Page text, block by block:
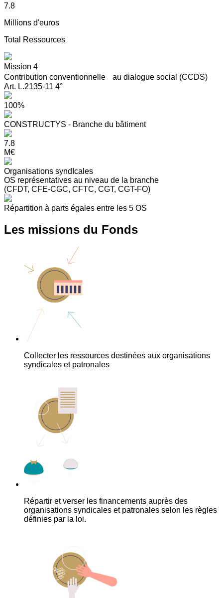
7.8
Millions d'euros
Total Ressources
Mission 4
Contribution conventionnelle au dialogue social (CCDS)
Art. L.2135-11 4°
100%
CONSTRUCTYS - Branche du bâtiment
7.8
M€
Organisations syndIcales
OS représentatives au niveau de la branche
(CFDT, CFE-CGC, CFTC, CGT, CGT-FO)
Répartition à parts égales entre les 5 OS
Les missions du Fonds
Collecter les ressources destinées aux organisations
syndicales et patronales
Répartir et verser les financements auprès des
organisations syndicales et patronales selon les règles
définies par la loi.